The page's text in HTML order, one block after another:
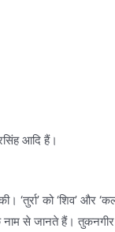
आदि हैं।
‘तुर्रा’ को ‘शिव’ और
नाम से जानते हैं। तुकनगीर